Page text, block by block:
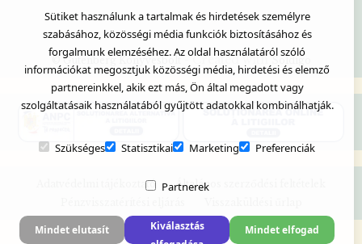
© Gutenberg Könyvesbolt - Created with
Adatvédelmi tájékoztató
Általános szerződési feltételek
Sütiket használunk a tartalmak és hirdetések személyre
szabásához, közösségi média funkciók biztosításához és
forgalmunk elemzéséhez. Az oldal használatáról szóló
információkat megosztjuk közösségi média, hirdetési és elemző
partnereinkkel, akik ezt más, Ön által megadott vagy
szolgáltatásaik használatából gyűjtött adatokkal kombinálhatják.
Szükséges Statisztikai Marketing Preferenciák
Partnerek
Mindet elutasít
Kiválasztás
Mindet elfogad